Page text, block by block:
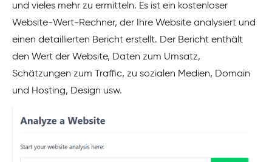
und vieles mehr zu ermitteln. Es ist ein kostenloser
Website-Wert-Rechner, der Ihre Website analysiert und
einen detaillierten Bericht erstellt. Der Bericht enthält
den Wert der Website, Daten zum Umsatz,
Schätzungen zum Traffic, zu sozialen Medien, Domain
und Hosting, Design usw.